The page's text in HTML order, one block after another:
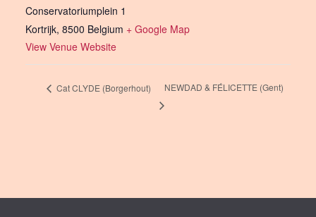
Conservatoriumplein 1
Kortrijk, 8500 Belgium + Google Map
View Venue Website
Cat CLYDE (Borgerhout) NEWDAD & FÉLICETTE (Gent)